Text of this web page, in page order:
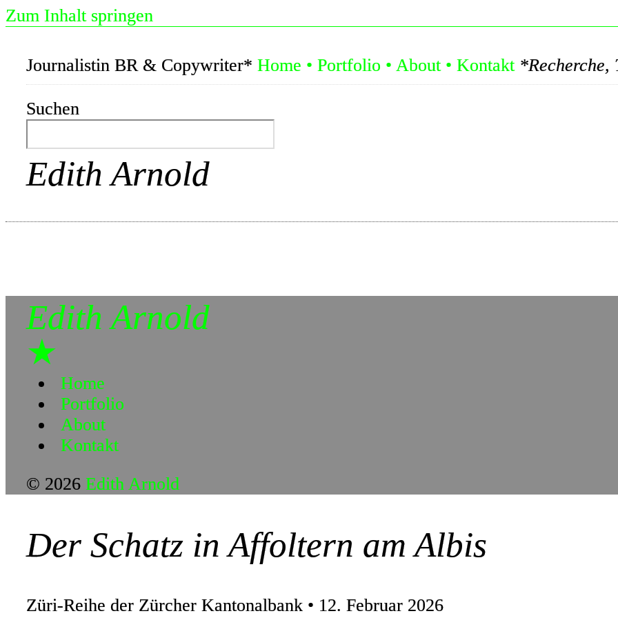
Zum Inhalt springen
Journalistin BR & Copywriter* Home • Portfolio • About • Kontakt *Recherche, Trends,
Suchen
Edith Arnold
★
Edith Arnold
Home
Portfolio
About
Kontakt
© 2026 Edith Arnold
Der Schatz in Affoltern am Albis
Züri-Reihe der Zürcher Kantonalbank • 12. Februar 2026